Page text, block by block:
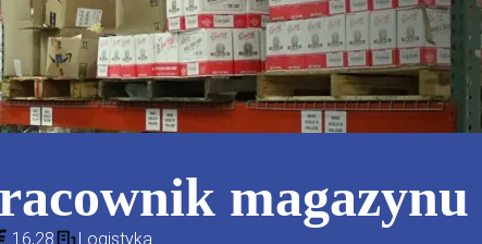
magazynu
16,28 Logistyka